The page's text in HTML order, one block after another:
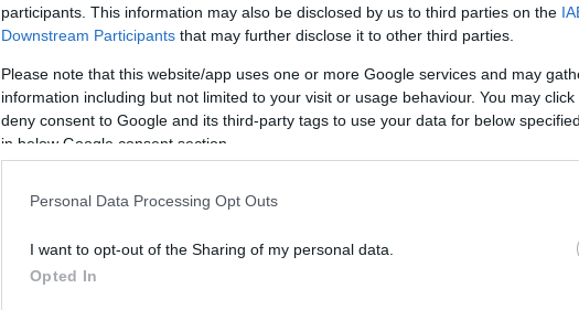
participants. This information may also be disclosed by us to third parties on the
Downstream Participants that may further disclose it to other third parties.
Please note that this website/app uses one or more Google services and may
information including but not limited to your visit or usage behaviour. You may
deny consent to Google and its third-party tags to use your data for below
in below Google consent section.
Personal Data Processing Opt Outs
I want to opt-out of the Sharing of my personal data.
Opted In
Drošības risinājuma ieviešana un mērogošana parasti ir ievērojamus resursus